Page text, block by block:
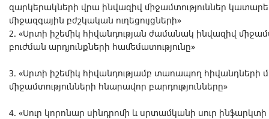
զարկերակների վրա ինվազիվ միջամտություններ
միջազգային բժշկական ուղեցույցների»
2. «Սրտի իշեմիկ հիվանդության ժամանակ ինվազիվ
բուժման արդյունքների համեմատությունը»
3. «Սրտի իշեմիկ հիվանդությամբ տառապող հիվանդների
միջամտությունների հնարավոր բարդությունները»
4. «Սուր կորոնար սինդրոմի և սրտամկանի սուր